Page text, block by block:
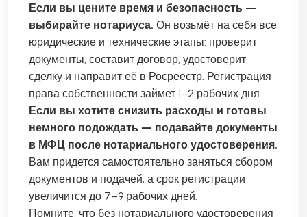
Если вы цените время и безопасность —
выбирайте нотариуса. Он возьмёт на себя все
юридические и технические этапы: проверит
документы, составит договор, удостоверит
сделку и направит её в Росреестр. Регистрация
права собственности займет 1–2 рабочих дня.
Если вы хотите снизить расходы и готовы
немного подождать — подавайте документы
в МФЦ после нотариального удостоверения.
Вам придется самостоятельно заняться сбором
документов и подачей, а срок регистрации
увеличится до 7–9 рабочих дней.
Помните, что без нотариального удостоверения